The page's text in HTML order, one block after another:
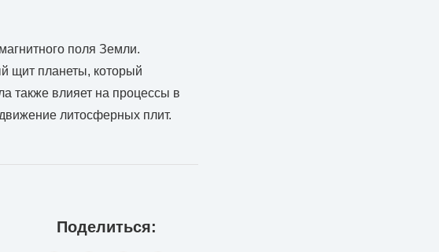
поля Земли.
щит планеты, который
также влияет на процессы в
литосферных плит.
Поделиться: